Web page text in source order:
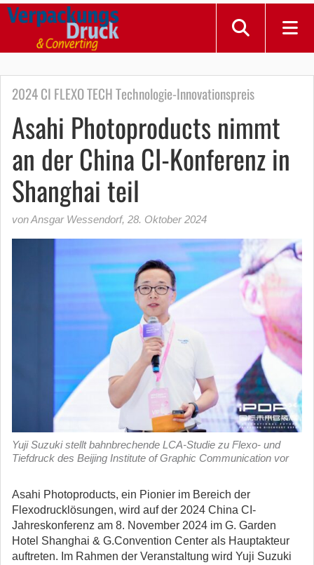
2024 CI FLEXO TECH Technologie-Innovationspreis
Asahi Photoproducts nimmt
an der China CI-Konferenz in
Shanghai teil
von Ansgar Wessendorf, 28. Oktober 2024
Yuji Suzuki stellt bahnbrechende LCA-Studie zu Flexo- und
Tiefdruck des Beijing Institute of Graphic Communication vor
Asahi Photoproducts, ein Pionier im Bereich der
Flexodrucklösungen, wird auf der 2024 China CI-
Jahreskonferenz am 8. November 2024 im G. Garden
Hotel Shanghai & G.Convention Center als Hauptakteur
auftreten. Im Rahmen der Veranstaltung wird Yuji Suzuki